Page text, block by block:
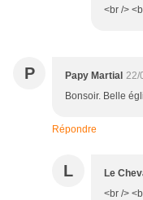
<br />
P Papy Martial 22/
Bonsoir. Belle
Répondre
L Le
<br />